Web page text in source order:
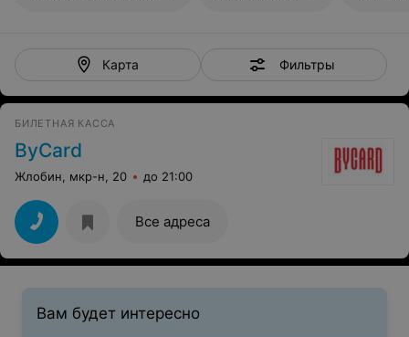
Карта Фильтры
БИЛЕТНАЯ КАССА
ByCard
Жлобин, мкр-н, 20 до 21:00
Все адреса
Вам будет интересно